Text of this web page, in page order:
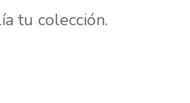
tu colección.